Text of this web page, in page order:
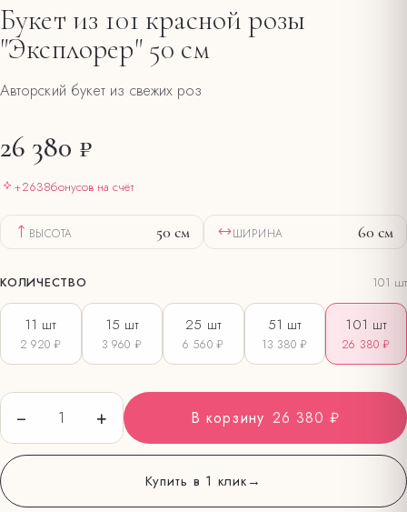
Букет из 101 красной розы
"Эксплорер" 50 см
Авторский букет из свежих роз
26 380 ₽
+2638бонусов на счёт
ВЫСОТА 50 см ШИРИНА 60 см
КОЛИЧЕСТВО 101 шт
11 шт
2 920 ₽
15 шт
3 960 ₽
25 шт
6 560 ₽
51 шт
13 380 ₽
101 шт
26 380 ₽
− 1 + В корзину 26 380 ₽
Купить в 1 клик→